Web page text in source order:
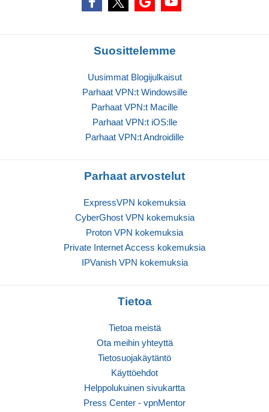
Suosittelemme
Uusimmat Blogijulkaisut
Parhaat VPN:t Windowsille
Parhaat VPN:t Macille
Parhaat VPN:t iOS:lle
Parhaat VPN:t Androidille
Parhaat arvostelut
ExpressVPN kokemuksia
CyberGhost VPN kokemuksia
Proton VPN kokemuksia
Private Internet Access kokemuksia
IPVanish VPN kokemuksia
Tietoa
Tietoa meistä
Ota meihin yhteyttä
Tietosuojakäytäntö
Käyttöehdot
Helppolukuinen sivukartta
Press Center - vpnMentor